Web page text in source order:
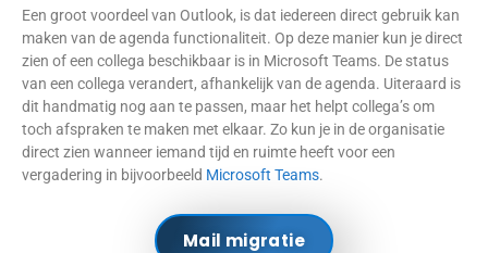
Een groot voordeel van Outlook, is dat iedereen direct gebruik kan
maken van de agenda functionaliteit. Op deze manier kun je direct
zien of een collega beschikbaar is in Microsoft Teams. De status
van een collega verandert, afhankelijk van de agenda. Uiteraard is
dit handmatig nog aan te passen, maar het helpt collega’s om
toch afspraken te maken met elkaar. Zo kun je in de organisatie
direct zien wanneer iemand tijd en ruimte heeft voor een
vergadering in bijvoorbeeld Microsoft Teams.
Mail migratie